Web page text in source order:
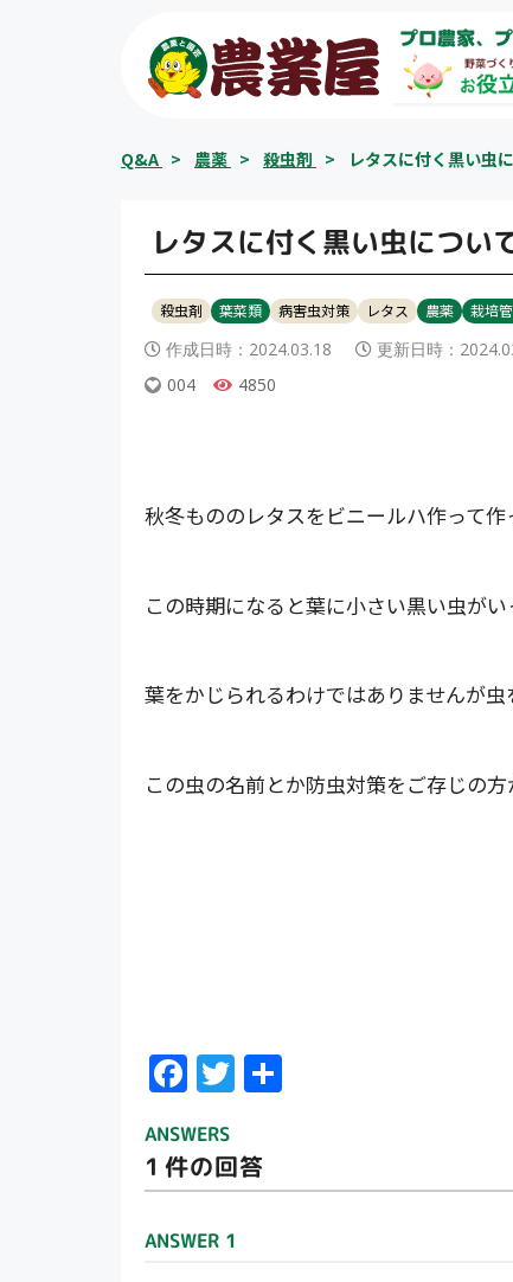
プロ農家、
Q&A > 農薬 > 殺虫剤 > レタスに付く黒い虫
レタスに付く黒い虫につい
殺虫剤 葉菜類 病害虫対策 レタス 農薬 栽培
作成日時： 2024.03.18 更新日時：
004
4850
秋冬もののレタスをビニールハ作って作
この時期になると葉に小さい黒い虫がい
葉をかじられるわけではありませんが虫
この虫の名前とか防虫対策をご存じの
F
ac
e
b
o
o
T
w
itt
er
ANSWERS
1 件の回答
ANSWER 1